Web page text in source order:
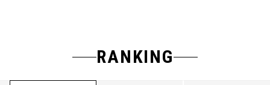
RANKING